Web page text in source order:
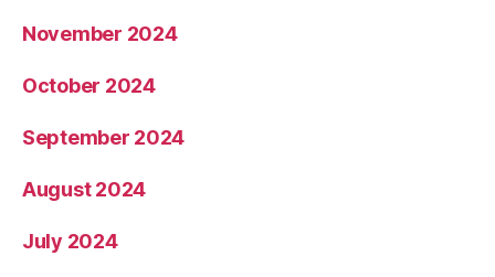
November 2024
October 2024
September 2024
August 2024
July 2024